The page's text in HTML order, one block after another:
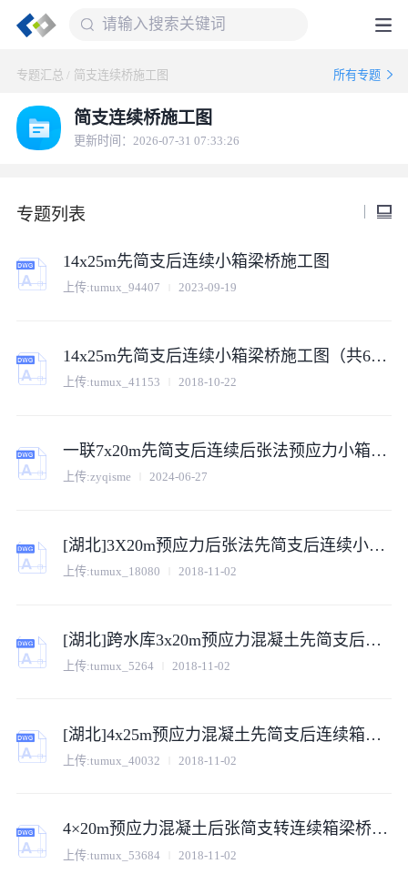
专题汇总 / 简支连续桥施工图 所有专题
简支连续桥施工图
更新时间：2026-07-31 07:33:26
专题列表
14x25m先简支后连续小箱梁桥施工图
上传:tumux_94407 2023-09-19
14x25m先简支后连续小箱梁桥施工图（共64张图纸）
上传:tumux_41153 2018-10-22
一联7x20m先简支后连续后张法预应力小箱梁桥施工图跨水库
上传:zyqisme 2024-06-27
[湖北]3X20m预应力后张法先简支后连续小箱梁桥施工图71张
上传:tumux_18080 2018-11-02
[湖北]跨水库3x20m预应力混凝土先简支后连续箱梁桥施工图65张（柱式台）
上传:tumux_5264 2018-11-02
[湖北]4x25m预应力混凝土先简支后连续箱梁桥施工图86张（桥面全宽15.5m）
上传:tumux_40032 2018-11-02
4×20m预应力混凝土后张简支转连续箱梁桥施工图93张（交角90度）
上传:tumux_53684 2018-11-02